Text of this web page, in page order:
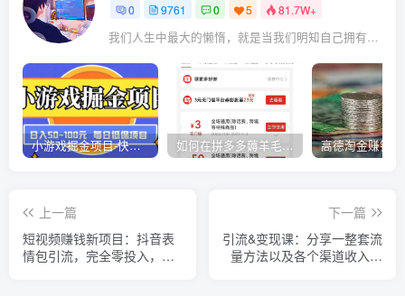
0 9761 0 5 81.7W+
我们人生中最大的懒惰，就是当我们明知自己拥有作出选择的能力，却不去主动改变而是放任它的生活态度
小游戏掘金项目-快手商业养机教程（小游戏养机） 如何在拼多多薅羊毛，教你撸品台无门槛优惠券，一单利润50-300！
上一篇
短视频赚钱新项目：抖音表
情包引流，完全零投入，做
下一篇
引流&变现课：分享一整套流
量方法以及各个渠道收入，